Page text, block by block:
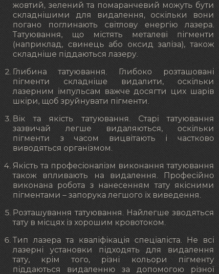
жовтий, зелений та помаранчевий можуть бути
складнішими для видалення, оскільки вони
погано поглинають світлову енергію лазера.
Татуювання, що містять металеві пігменти
(наприклад, свинець або оксид заліза), також
складніше піддаються лазеру.
Глибина татуювання. Глибоко розташовані
пігменти складніше видалити, оскільки
лазерним імпульсам важче досягти цих шарів
шкіри, щоб зруйнувати пігменти.
Вік та якість татуювання. Старі татуювання
зазвичай легше видаляються, оскільки
пігменти з часом вицвітають і частково
виводяться організмом.
Якість та професіоналізм виконання татуювання
також впливають на видалення. Професійно
виконана робота з нанесенням тату якісними
пігментами – запорука легшого їх виведення.
Розташування татуювання. Найлегше зводяться
тату в місцях із хорошим кровотоком.
Тип лазера та кваліфікація спеціаліста. Не всі
лазерні установки підходять для видалення
тату, крім того, різні кольори пігменту
піддаються видаленню за допомогою різної